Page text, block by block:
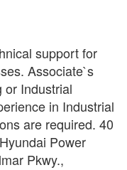
support for
Associate`s
or Industrial
in Industrial
are required. 40
Power
Pkwy.,